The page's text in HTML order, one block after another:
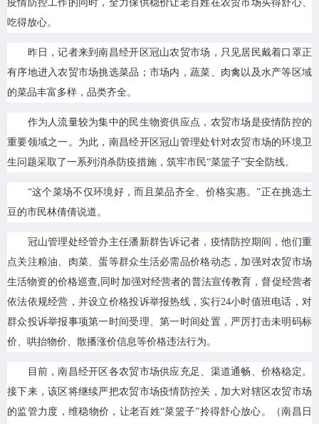
疫情防控工作的同时，全力保供稳价让老百姓在农贸市场买得舒心、
吃得放心。
昨日，记者来到南昌经开区冠山农贸市场，只见居民戴着口罩正
有序地进入农贸市场挑选菜品；市场内，蔬菜、肉禽以及水产等区域
的菜品丰富多样，品类齐全。
作为人流量较为集中的民生物资供应点，农贸市场是疫情防控的
重要领域之一。为此，南昌经开区冠山管理处针对农贸市场的环境卫
生问题采取了一系列消杀防疫措施，筑牢市民“菜篮子”安全防线。
“这个菜场不仅环境好，而且菜品齐全、价格实惠。”正在挑选土
豆的市民林倩倩说道。
冠山管理处经管办主任潘新群告诉记者，疫情防控期间，他们重
点关注粮油、肉菜、蛋等群众生活必需品价格动态，加强对农贸市场
生活物资的价格巡查,同时加强对经营者的普法宣传教育，督促经营者
依法依规经营，并设立价格投诉举报热线，实行24小时值班电话，对
群众投诉举报事项第一时间受理、第一时间处置，严厉打击未明码标
价、哄抬物价、散播涨价信息等价格违法行为。
目前，南昌经开区各农贸市场供应充足、渠道通畅、价格稳定。
接下来，该区将继续严把农贸市场疫情防控关，加大对辖区农贸市场
的监管力度，维稳物价，让老百姓“菜篮子”拎得舒心放心。（南昌日